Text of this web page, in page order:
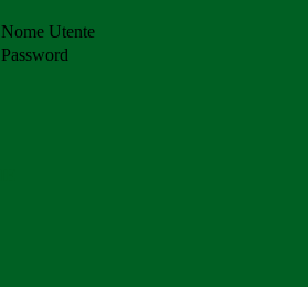
Nome Utente
Password